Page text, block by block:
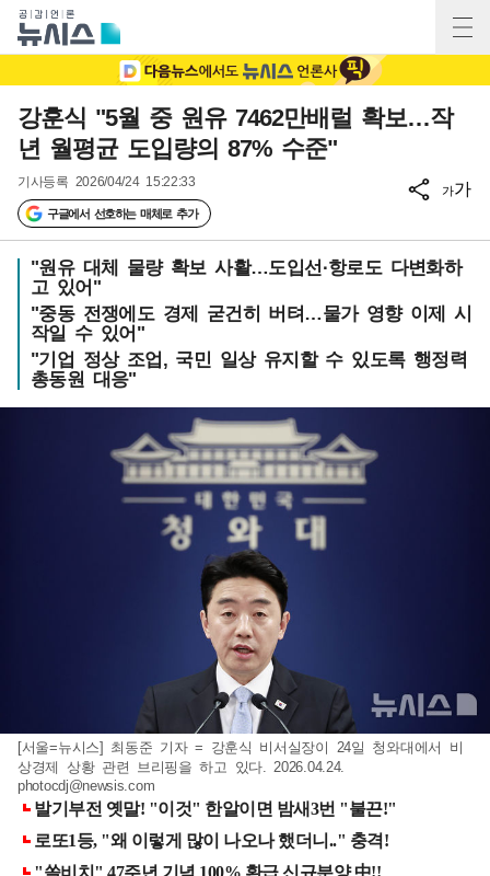
강훈식 "5월 중 원유 7462만배럴 확보…작
년 월평균 도입량의 87% 수준"
기사등록 2026/04/24 15:22:33
구글에서 선호하는 매체로 추가
가가
"원유 대체 물량 확보 사활…도입선·항로도 다변화하
고 있어"
"중동 전쟁에도 경제 굳건히 버텨…물가 영향 이제 시
작일 수 있어"
"기업 정상 조업, 국민 일상 유지할 수 있도록 행정력
총동원 대응"
[서울=뉴시스] 최동준 기자 = 강훈식 비서실장이 24일 청와대에서 비
상경제 상황 관련 브리핑을 하고 있다. 2026.04.24.
photocdj@newsis.com